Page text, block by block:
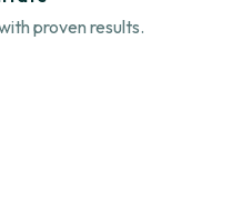
proven results.